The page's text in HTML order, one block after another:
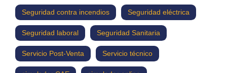
Seguridad contra incendios Seguridad eléctrica
Seguridad laboral Seguridad Sanitaria
Servicio Post-Venta Servicio técnico